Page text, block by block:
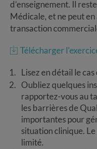
d’enseignement. Il
Médicale, et ne peut en
transaction
Télécharger
Lisez en détail le
Oubliez quelques
rapportez-vous au
les barrières de
importantes pour
situation clinique.
limité.